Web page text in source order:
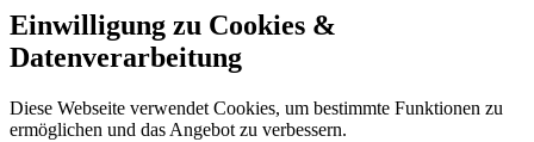
Einwilligung zu Cookies &
Datenverarbeitung
Diese Webseite verwendet Cookies, um bestimmte Funktionen zu
ermöglichen und das Angebot zu verbessern.